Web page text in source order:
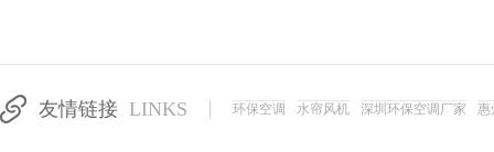
友情链接 LINKS 环保空调 水帘风机 深圳环保空调厂家 惠